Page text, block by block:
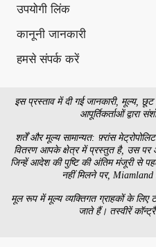
उपयोगी लिंक
कानूनी जानकारी
हमसे संपर्क करें
इस प्रस्ताव में दी गई जानकारी, मूल्य,
आपूर्तिकर्ताओं द्वारा
शर्तें और मूल्य सामान्यत: फ़्रांस
वितरण आपके क्षेत्र में प्रस्तुत है, उस
जिन्हें आदेश की पुष्टि की अंतिम मंजूरी से
नहीं मिलने पर,
मूल रूप में मूल्य व्यक्तिगत ग्राहकों के लिए
जाते हैं। तस्वीरें